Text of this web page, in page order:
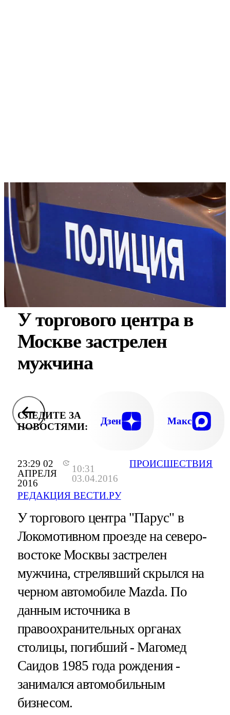
23:29 02
АПРЕЛЯ
2016
10:31
03.04.2016
РЕДАКЦИЯ ВЕСТИ.РУ
ПРОИСШЕСТВИЯ
У торгового центра в
Москве застрелен
мужчина
СЛЕДИТЕ ЗА
НОВОСТЯМИ:
Дзен Макс
У торгового центра "Парус" в
Локомотивном проезде на северо-
востоке Москвы застрелен
мужчина, стрелявший скрылся на
черном автомобиле Mazda. По
данным источника в
правоохранительных органах
столицы, погибший - Магомед
Саидов 1985 года рождения -
занимался автомобильным
бизнесом.